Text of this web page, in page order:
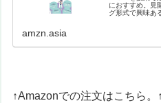
におすすめ。見
グ形式で興味あ
amzn.asia
↑Amazonでの注文はこちら。↑